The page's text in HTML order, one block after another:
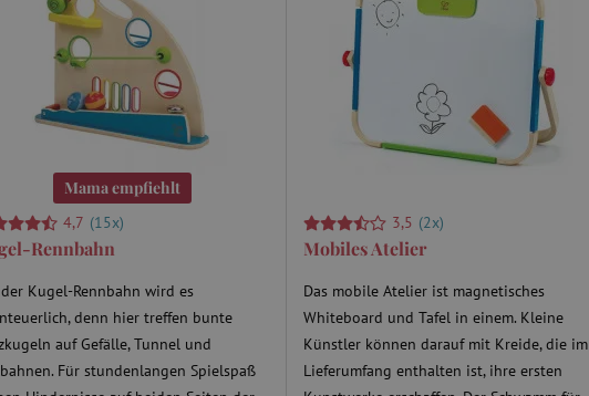
Mama empfiehlt
4,7 (15x)
Rennbahn
Kugel-Rennbahn wird es
denn hier treffen bunte
auf Gefälle, Tunnel und
Für stundenlangen Spielspaß
3,5 (2x)
Mobiles Atelier
Das mobile Atelier ist magnetisches
Whiteboard und Tafel in einem. Kleine
Künstler können darauf mit Kreide, die im
Lieferumfang enthalten ist, ihre ersten